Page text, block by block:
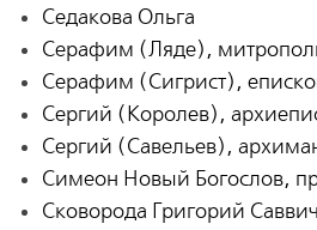
Седакова Ольга
Серафим (Ляде),
Серафим (Сигрист),
Сергий (Королев),
Сергий (Савельев),
Симеон Новый Богослов,
Сковорода Григорий Саввич